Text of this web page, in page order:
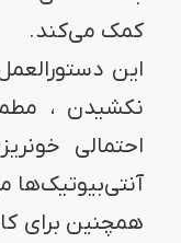
کمک می‌کند.
این
نکشیدن ،
احتمالی
آنتی‌بیوتیک‌ها
همچنین برای